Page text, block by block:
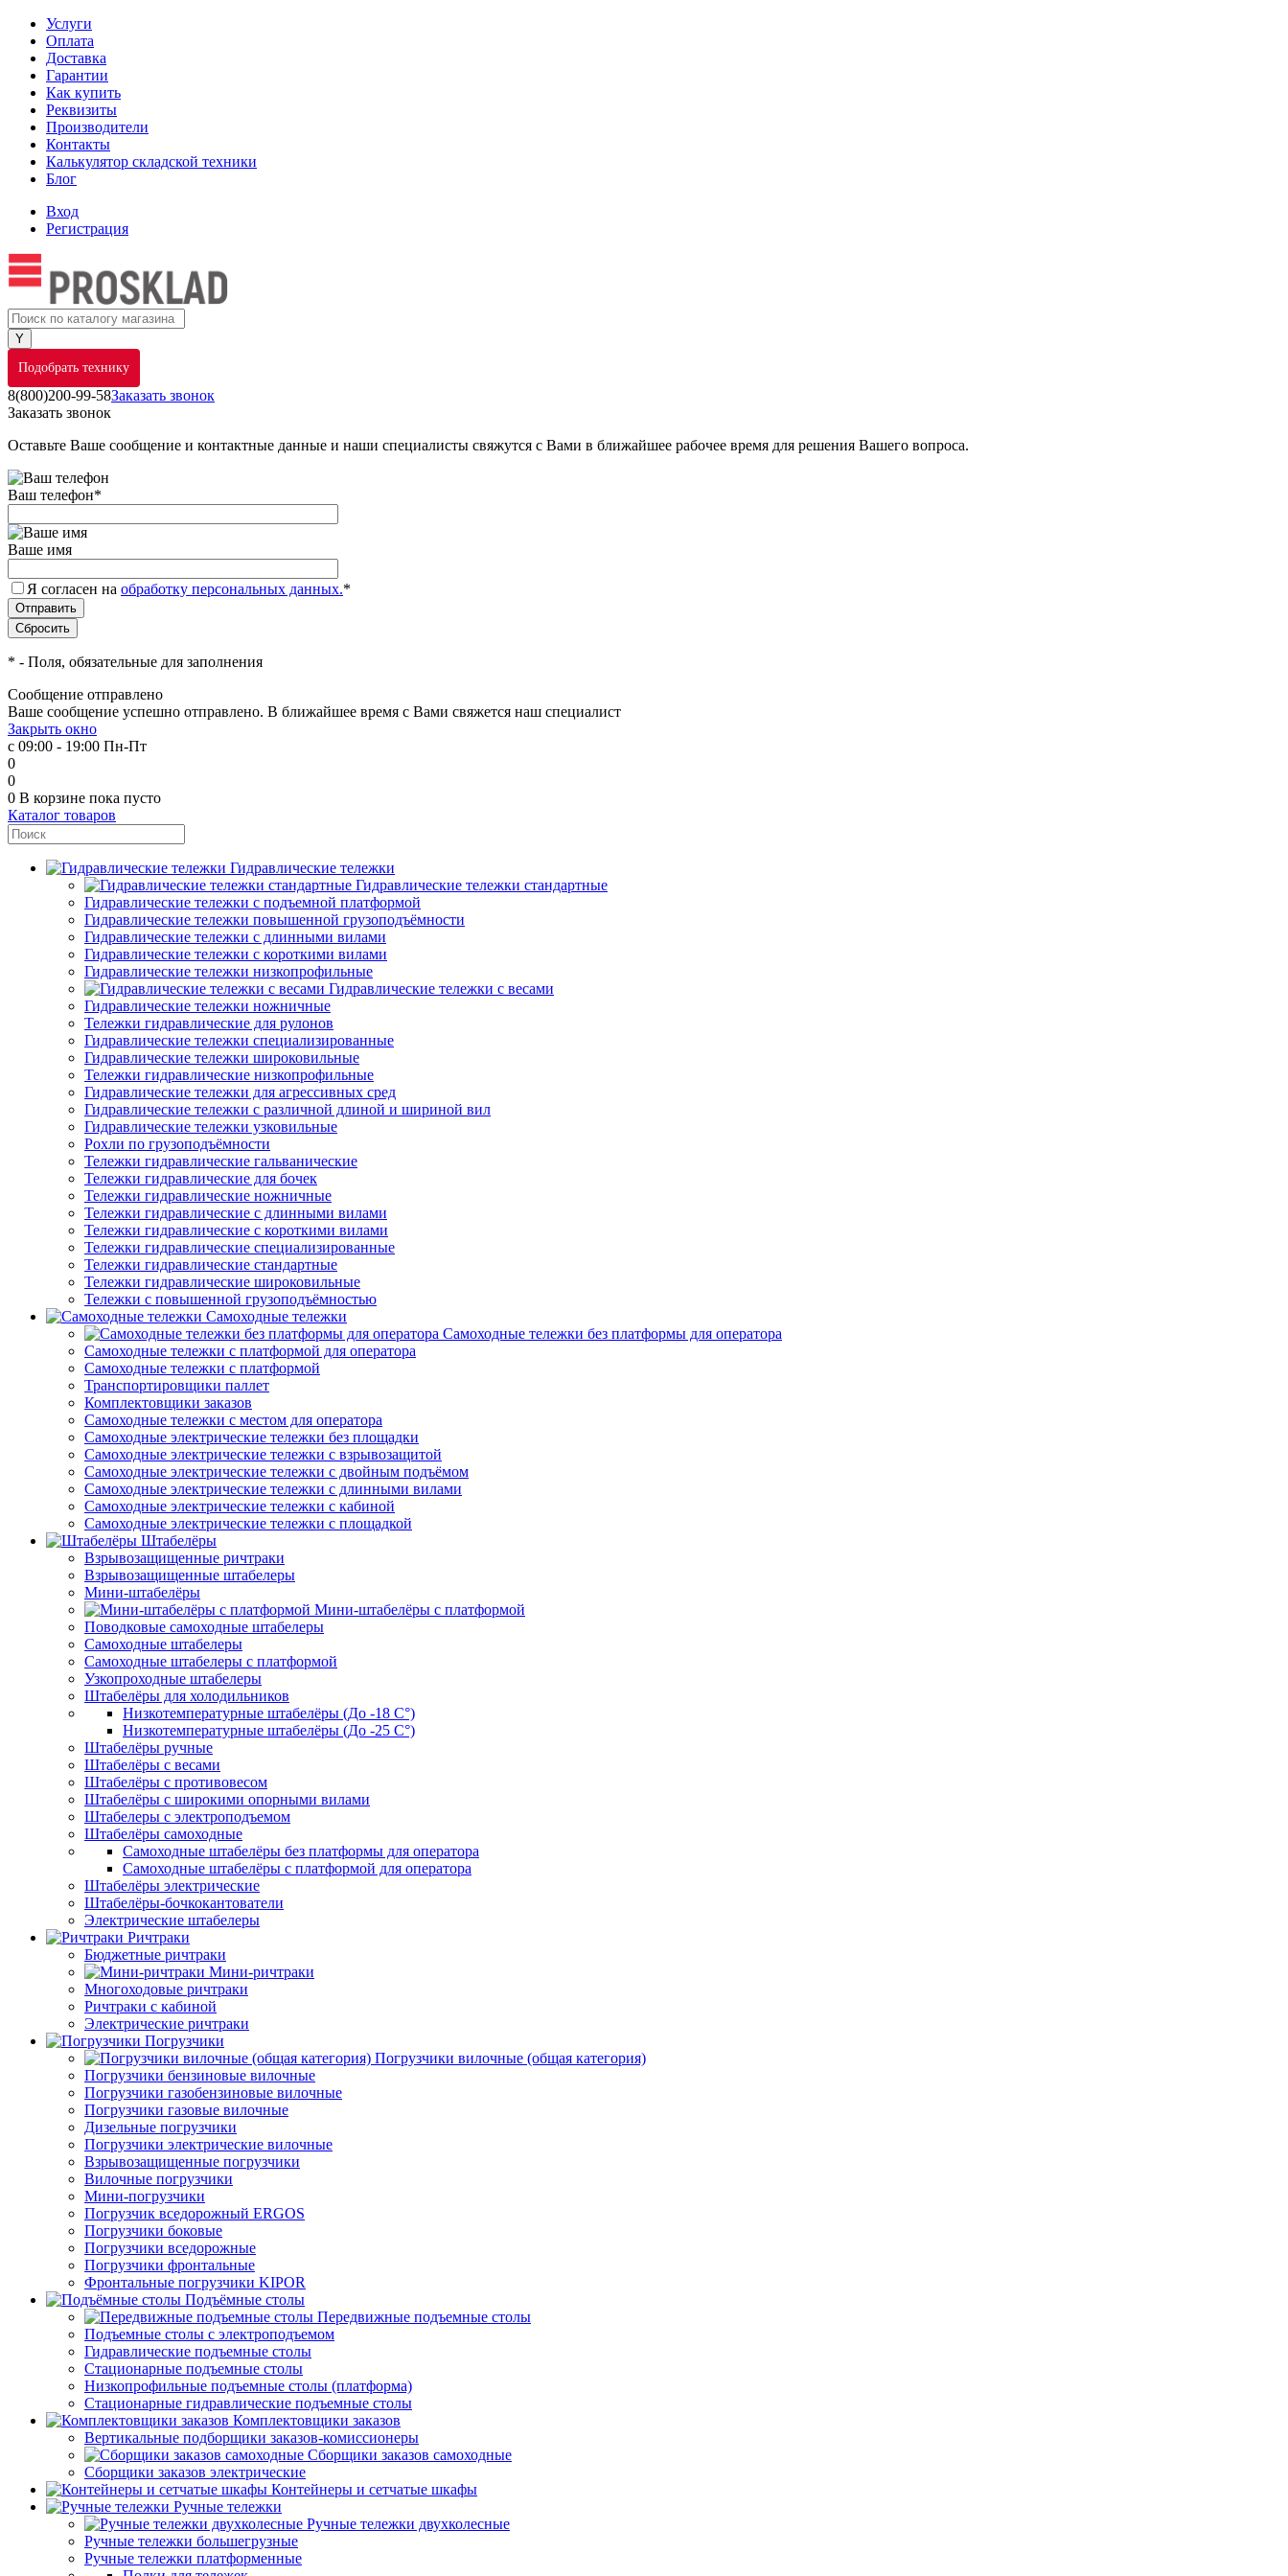
Услуги
Оплата
Доставка
Гарантии
Как купить
Реквизиты
Производители
Контакты
Калькулятор складской техники
Блог
Вход
Регистрация
Подобрать технику
8(800)200-99-58Заказать звонок
Заказать звонок
Оставьте Ваше сообщение и контактные данные и наши специалисты свяжутся с Вами в ближайшее рабочее время для решения Вашего вопроса.
Ваш телефон*
Ваше имя
Я согласен на обработку персональных данных.*
* - Поля, обязательные для заполнения
Сообщение отправлено
Ваше сообщение успешно отправлено. В ближайшее время с Вами свяжется наш специалист
Закрыть окно
с 09:00 - 19:00 Пн-Пт
0
0
0 В корзине пока пусто
Каталог товаров
Гидравлические тележки
Гидравлические тележки стандартные
Гидравлические тележки с подъемной платформой
Гидравлические тележки повышенной грузоподъёмности
Гидравлические тележки с длинными вилами
Гидравлические тележки с короткими вилами
Гидравлические тележки низкопрофильные
Гидравлические тележки с весами
Гидравлические тележки ножничные
Тележки гидравлические для рулонов
Гидравлические тележки специализированные
Гидравлические тележки широковильные
Тележки гидравлические низкопрофильные
Гидравлические тележки для агрессивных сред
Гидравлические тележки с различной длиной и шириной вил
Гидравлические тележки узковильные
Рохли по грузоподъёмности
Тележки гидравлические гальванические
Тележки гидравлические для бочек
Тележки гидравлические ножничные
Тележки гидравлические с длинными вилами
Тележки гидравлические с короткими вилами
Тележки гидравлические специализированные
Тележки гидравлические стандартные
Тележки гидравлические широковильные
Тележки с повышенной грузоподъёмностью
Самоходные тележки
Самоходные тележки без платформы для оператора
Самоходные тележки с платформой для оператора
Самоходные тележки с платформой
Транспортировщики паллет
Комплектовщики заказов
Самоходные тележки с местом для оператора
Самоходные электрические тележки без площадки
Самоходные электрические тележки с взрывозащитой
Самоходные электрические тележки с двойным подъёмом
Самоходные электрические тележки с длинными вилами
Самоходные электрические тележки с кабиной
Самоходные электрические тележки с площадкой
Штабелёры
Взрывозащищенные ричтраки
Взрывозащищенные штабелеры
Мини-штабелёры
Мини-штабелёры с платформой
Поводковые самоходные штабелеры
Самоходные штабелеры
Самоходные штабелеры с платформой
Узкопроходные штабелеры
Штабелёры для холодильников
Низкотемпературные штабелёры (До -18 C°)
Низкотемпературные штабелёры (До -25 C°)
Штабелёры ручные
Штабелёры с весами
Штабелёры с противовесом
Штабелёры с широкими опорными вилами
Штабелеры с электроподъемом
Штабелёры самоходные
Самоходные штабелёры без платформы для оператора
Самоходные штабелёры с платформой для оператора
Штабелёры электрические
Штабелёры-бочкокантователи
Электрические штабелеры
Ричтраки
Бюджетные ричтраки
Мини-ричтраки
Многоходовые ричтраки
Ричтраки с кабиной
Электрические ричтраки
Погрузчики
Погрузчики вилочные (общая категория)
Погрузчики бензиновые вилочные
Погрузчики газобензиновые вилочные
Погрузчики газовые вилочные
Дизельные погрузчики
Погрузчики электрические вилочные
Взрывозащищенные погрузчики
Вилочные погрузчики
Мини-погрузчики
Погрузчик вседорожный ERGOS
Погрузчики боковые
Погрузчики вседорожные
Погрузчики фронтальные
Фронтальные погрузчики KIPOR
Подъёмные столы
Передвижные подъемные столы
Подъемные столы с электроподъемом
Гидравлические подъемные столы
Стационарные подъемные столы
Низкопрофильные подъемные столы (платформа)
Стационарные гидравлические подъемные столы
Комплектовщики заказов
Вертикальные подборщики заказов-комиссионеры
Сборщики заказов самоходные
Сборщики заказов электрические
Контейнеры и сетчатые шкафы
Ручные тележки
Ручные тележки двухколесные
Ручные тележки большегрузные
Ручные тележки платформенные